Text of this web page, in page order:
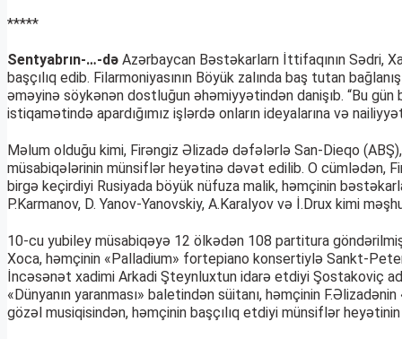
*****
Sentyabrın-…-də Azərbaycan Bəstəkarlarn İttifaqının Sədri,
başçılıq edib. Filarmoniyasının Böyük zalında baş tutan
əməyinə söykənən dostluğun əhəmiyyətindən danişıb. “Bu
istiqamətində apardığımız işlərdə onların ideyalarına və
Məlum olduğu kimi, Firəngiz Əlizadə dəfələrlə San-Dieqo
müsabiqələrinin münsiflər heyətinə dəvət edilib. O cümlədən,
birgə keçirdiyi Rusiyada böyük nüfuza malik, həmçinin
P.Karmanov, D. Yanov-Yanovskiy, A.Karalyov və İ.Drux kimi
10-cu yubiley müsabiqəyə 12 ölkədən 108 partitura
Xoca, həmçinin «Palladium» fortepiano konsertiylə Sankt-
İncəsənət xadimi Arkadi Şteynluxtun idarə etdiyi Şostakoviç
«Dünyanın yaranması» baletindən süitanı, həmçinin
gözəl musiqisindən, həmçinin başçılıq etdiyi münsiflər